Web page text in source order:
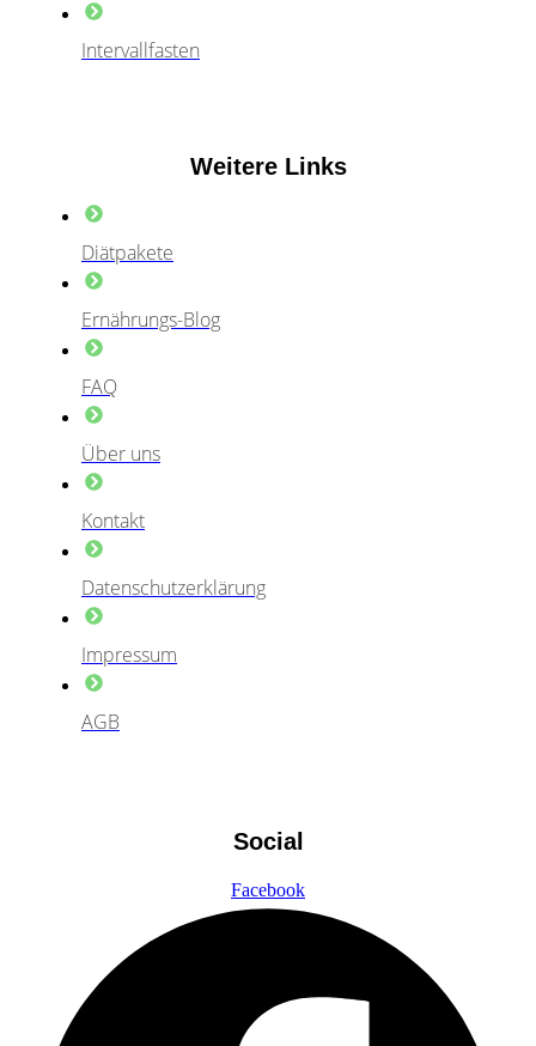
Intervallfasten
Weitere Links
Diätpakete
Ernährungs-Blog
FAQ
Über uns
Kontakt
Datenschutzerklärung
Impressum
AGB
Social
Facebook